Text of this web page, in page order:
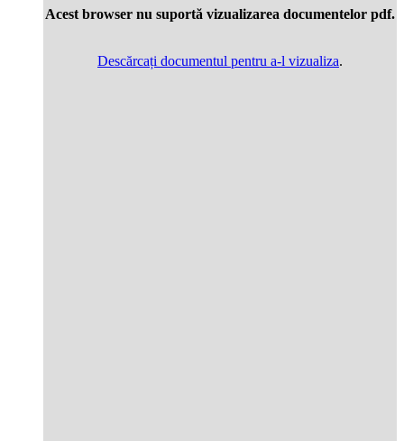
Acest browser nu suportă vizualizarea documentelor pdf.
Descărcați documentul pentru a-l vizualiza.